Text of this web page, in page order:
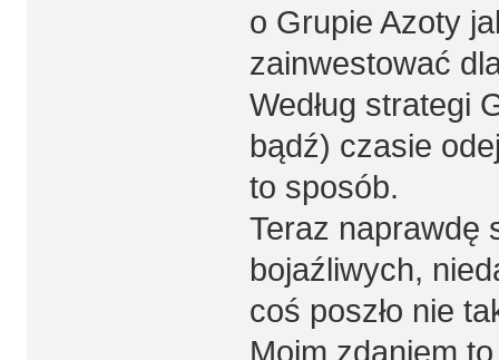
o Grupie Azoty
zainwestować
Według strategi
bądź) czasie
to sposób.
Teraz naprawdę
bojaźliwych,
coś poszło nie
Moim zdaniem